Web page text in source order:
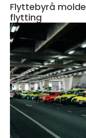
Flyttebyrå molde trygg og effektiv hjelp til
flytting